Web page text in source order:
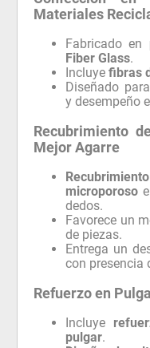
Materiales
Fabricado en
Fiber Glass.
Incluyefibras
Diseñado
y desempeño
Recubrimiento
Mejor Agarre
microporoso
dedos.
Favorece un
de piezas.
Entrega un
con presencia
Refuerzo en
Incluye
pulgar.